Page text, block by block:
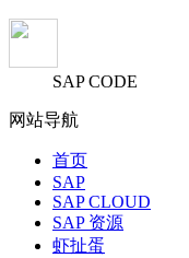
SAP CODE
网站导航
首页
SAP
SAP CLOUD
SAP 资源
虾扯蛋